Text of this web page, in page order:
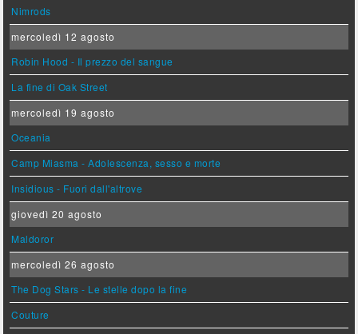
Nimrods
mercoledì 12 agosto
Robin Hood - Il prezzo del sangue
La fine di Oak Street
mercoledì 19 agosto
Oceania
Camp Miasma - Adolescenza, sesso e morte
Insidious - Fuori dall'altrove
giovedì 20 agosto
Maldoror
mercoledì 26 agosto
The Dog Stars - Le stelle dopo la fine
Couture